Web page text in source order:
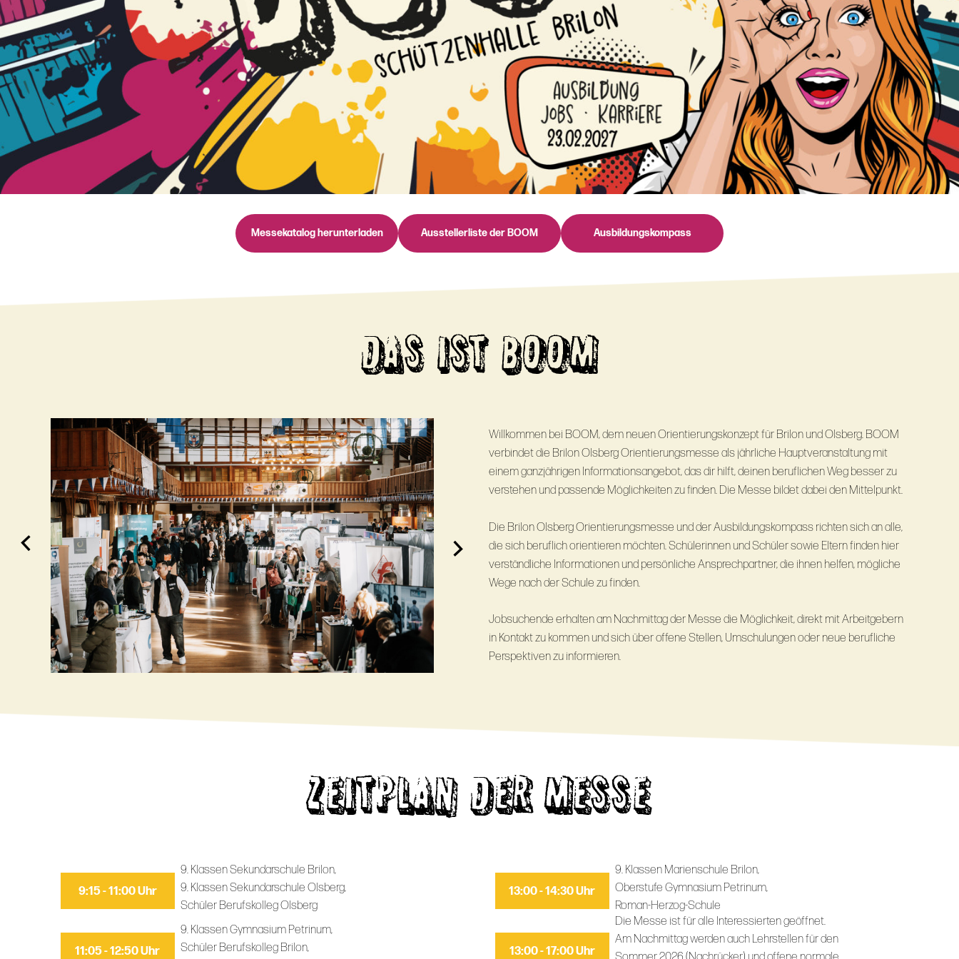
Messekatalog herunterladen Ausstellerliste der BOOM Ausbildungskompass
DAS IST BOOM
Willkommen bei BOOM, dem neuen Orientierungskonzept für Brilon und Olsberg. BOOM
verbindet die Brilon Olsberg Orientierungsmesse als jährliche Hauptveranstaltung mit
einem ganzjährigen Informationsangebot, das dir hilft, deinen beruflichen Weg besser zu
verstehen und passende Möglichkeiten zu ﬁnden. Die Messe bildet dabei den Mittelpunkt.
Die Brilon Olsberg Orientierungsmesse und der Ausbildungskompass richten sich an alle,
die sich beruflich orientieren möchten. Schülerinnen und Schüler sowie Eltern finden hier
verständliche Informationen und persönliche Ansprechpartner, die ihnen helfen, mögliche
Wege nach der Schule zu finden.
Jobsuchende erhalten am Nachmittag der Messe die Möglichkeit, direkt mit Arbeitgebern
in Kontakt zu kommen und sich über offene Stellen, Umschulungen oder neue berufliche
Perspektiven zu informieren.
ZEITPLAN DER MESSE
9:15 - 11:00 Uhr
9. Klassen Sekundarschule Brilon,
9. Klassen Sekundarschule Olsberg,
Schüler Berufskolleg Olsberg
11:05 - 12:50 Uhr
9. Klassen Gymnasium Petrinum,
Schüler Berufskolleg Brilon,
13:00 - 14:30 Uhr
9. Klassen Marienschule Brilon,
Oberstufe Gymnasium Petrinum,
Roman-Herzog-Schule
13:00 - 17:00 Uhr
Die Messe ist für alle Interessierten geöffnet.
Am Nachmittag werden auch Lehrstellen für den